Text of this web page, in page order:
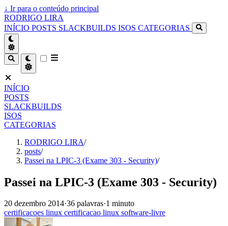
↓ Ir para o conteúdo principal
RODRIGO LIRA
INÍCIO POSTS SLACKBUILDS ISOS CATEGORIAS
INÍCIO
POSTS
SLACKBUILDS
ISOS
CATEGORIAS
RODRIGO LIRA/
posts/
Passei na LPIC-3 (Exame 303 - Security)/
Passei na LPIC-3 (Exame 303 - Security)
20 dezembro 2014·36 palavras·1 minuto
certificacoes linux certificacao linux software-livre